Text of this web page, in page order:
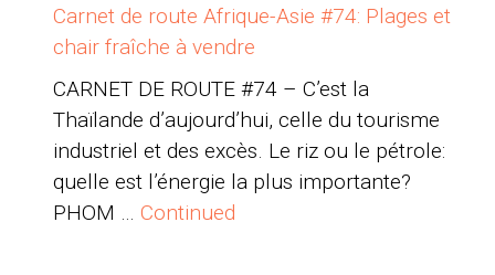
Carnet de route Afrique-Asie #74: Plages et
chair fraîche à vendre
CARNET DE ROUTE #74 – C’est la
Thaïlande d’aujourd’hui, celle du tourisme
industriel et des excès. Le riz ou le pétrole:
quelle est l’énergie la plus importante?
PHOM … Continued